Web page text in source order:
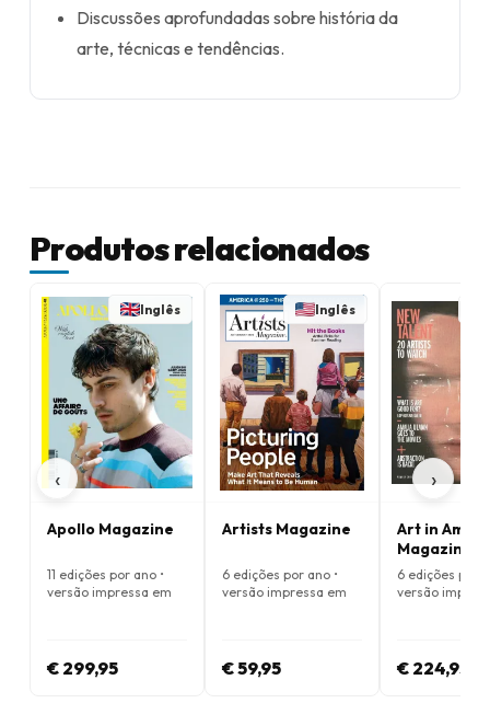
Discussões aprofundadas sobre história da
arte, técnicas e tendências.
Produtos relacionados
‹
Inglês
Apollo Magazine
11 edições por ano •
versão impressa em
€ 299,95
Inglês
Artists Magazine
6 edições por ano •
versão impressa em
€ 59,95
Art in
Magazine
6 edições por
versão
€ 224,95
›